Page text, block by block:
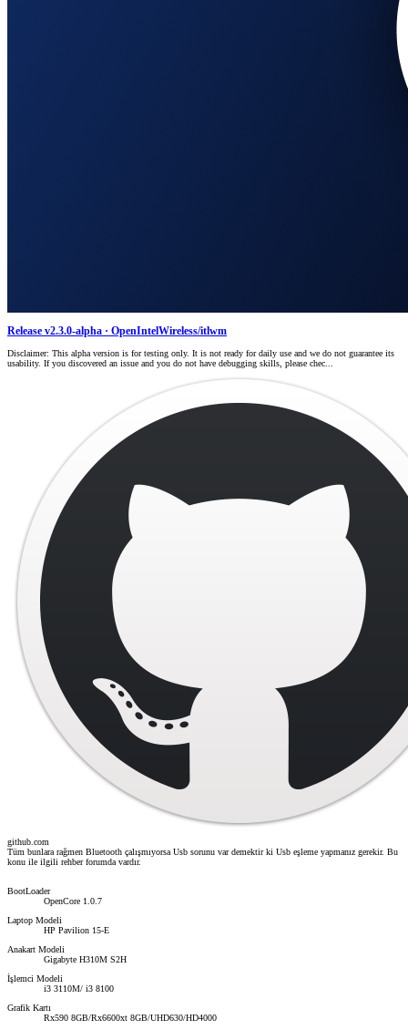
Release v2.3.0-alpha · OpenIntelWireless/itlwm
Disclaimer: This alpha version is for testing only. It is not ready for daily use and we do not guarantee its
usability. If you discovered an issue and you do not have debugging skills, please chec...
github.com
Tüm bunlara rağmen Bluetooth çalışmıyorsa Usb sorunu var demektir ki Usb eşleme yapmanız gerekir. Bu
konu ile ilgili rehber forumda vardır.
BootLoader
OpenCore 1.0.7
Laptop Modeli
HP Pavilion 15-E
Anakart Modeli
Gigabyte H310M S2H
İşlemci Modeli
i3 3110M/ i3 8100
Grafik Kartı
Rx590 8GB/Rx6600xt 8GB/UHD630/HD4000